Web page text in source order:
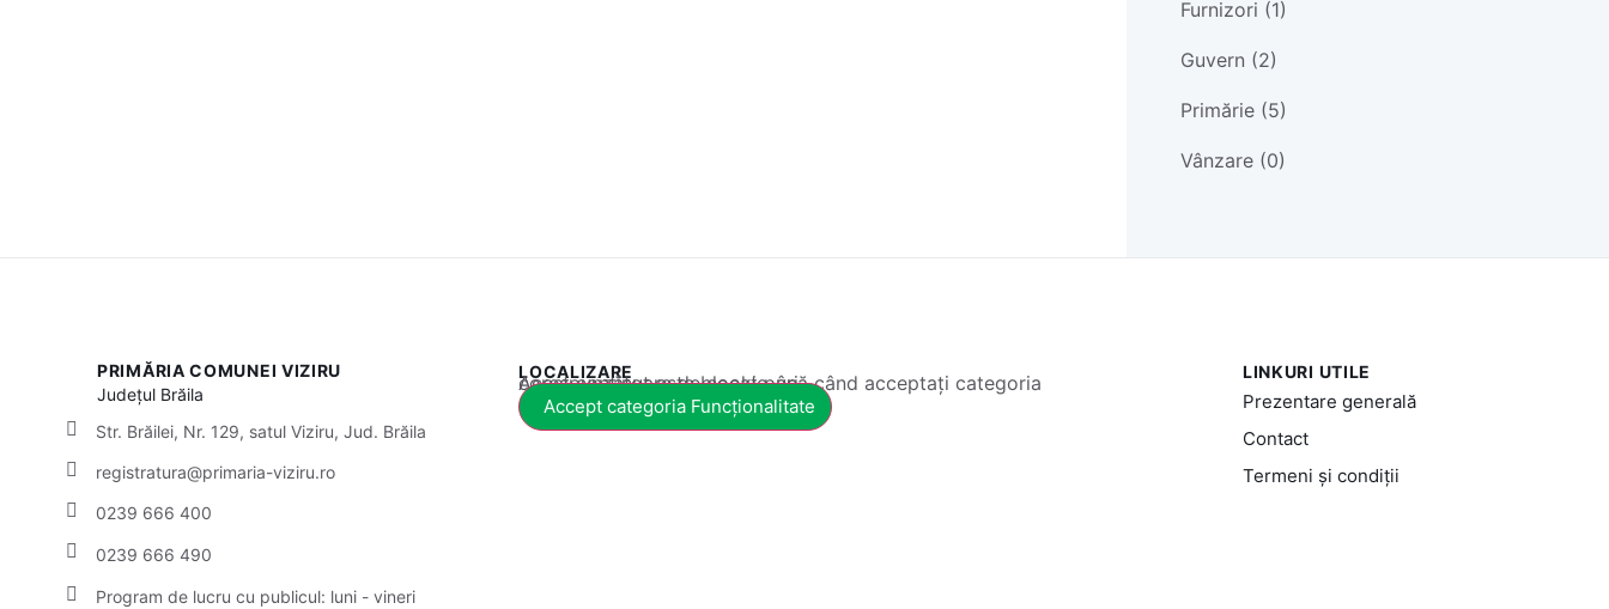
Furnizori (1)
Guvern (2)
Primărie (5)
Vânzare (0)
PRIMĂRIA COMUNEI VIZIRU
Județul Brăila
Str. Brăilei, Nr. 129, satul Viziru, Jud. Brăila
registratura@primaria-viziru.ro
0239 666 400
0239 666 490
Program de lucru cu publicul: luni - vineri
LOCALIZARE
Acest conținut este blocat până când acceptați categoria corespunzătoare de cookie-uri.
Accept categoria Funcționalitate
LINKURI UTILE
Prezentare generală
Contact
Termeni și condiții